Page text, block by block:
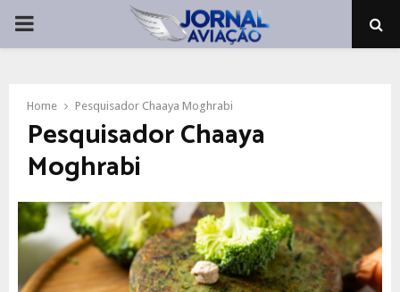
PRIMARY
Home Pesquisador Chaaya Moghrabi
Pesquisador Chaaya
Moghrabi